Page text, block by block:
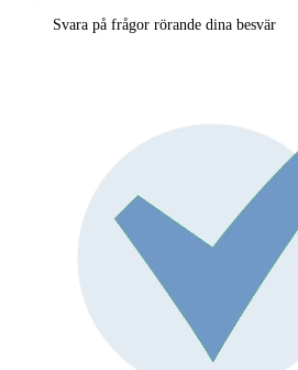
Svara på frågor rörande dina besvär